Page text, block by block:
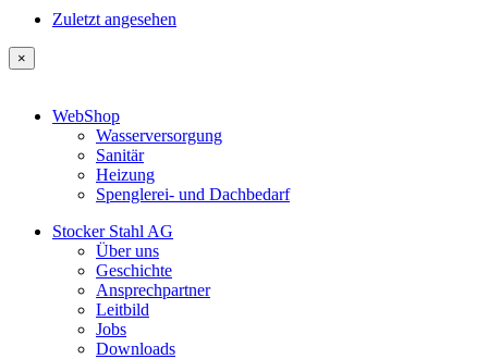
Zuletzt angesehen
×
WebShop
Wasserversorgung
Sanitär
Heizung
Spenglerei- und Dachbedarf
Stocker Stahl AG
Über uns
Geschichte
Ansprechpartner
Leitbild
Jobs
Downloads